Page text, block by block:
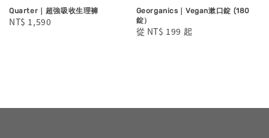
Quarter｜超強吸收生理褲
Regular
NT$ 1,590
Georganics｜Vegan漱口錠 (180
錠）
Regular
從 NT$ 199 起